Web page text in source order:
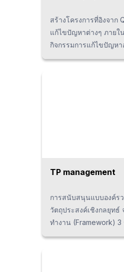
สร้างโครงการที่อิงจาก
แก้ไขปัญหาต่างๆ ภายใ
กิจกรรมการแก้ไขปัญหา
มุ่งเน้นดูที่ Genba (หน้า
TP management
การสนับสนุนแบบองค์ร
วัตถุประสงค์เชิงกลยุทธ์
ทำงาน (Framework) 3
"การกำหนดเป้าหมายเ